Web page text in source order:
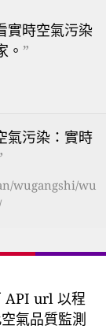
實時空氣污染
。 ”
氣污染：實時
wugangshi/wu
API url 以程
氣品質監測